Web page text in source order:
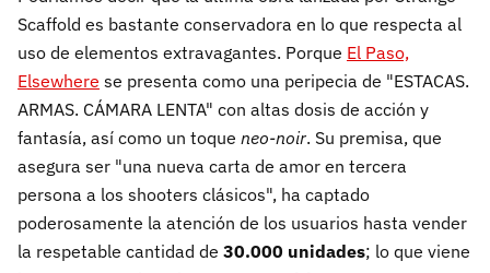
Scaffold es bastante conservadora en lo que respecta al
uso de elementos extravagantes. Porque El Paso,
Elsewhere se presenta como una peripecia de "ESTACAS.
ARMAS. CÁMARA LENTA" con altas dosis de acción y
fantasía, así como un toque neo-noir. Su premisa, que
asegura ser "una nueva carta de amor en tercera
persona a los shooters clásicos", ha captado
poderosamente la atención de los usuarios hasta vender
la respetable cantidad de 30.000 unidades; lo que viene